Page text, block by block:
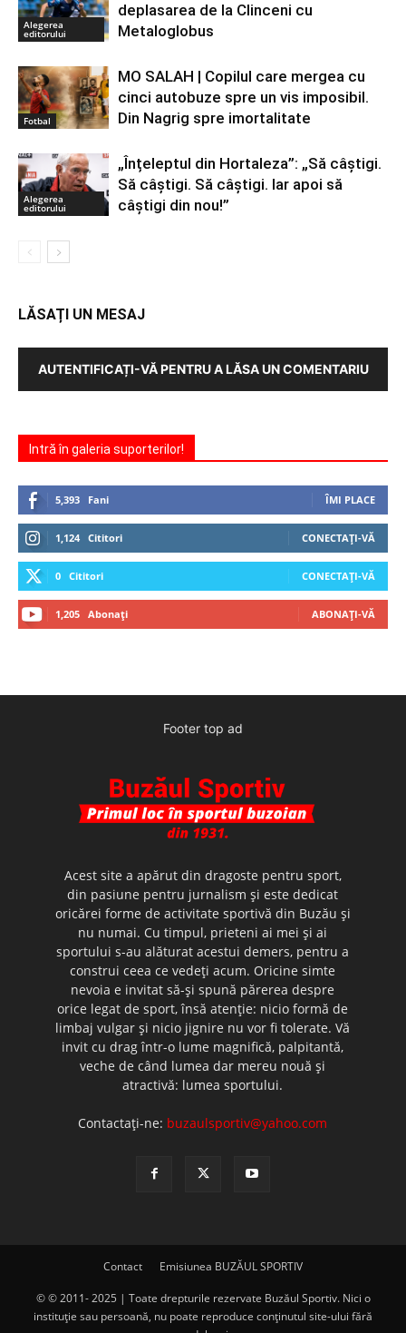
Alegerea
editorului
deplasarea de la Clinceni cu
Metaloglobus
Fotbal
MO SALAH | Copilul care mergea cu
cinci autobuze spre un vis imposibil.
Din Nagrig spre imortalitate
Alegerea
editorului
„Înțeleptul din Hortaleza”: „Să câștigi.
Să câștigi. Să câștigi. Iar apoi să
câștigi din nou!”
LĂSAȚI UN MESAJ
AUTENTIFICAȚI-VĂ PENTRU A LĂSA UN COMENTARIU
Intră în galeria suporterilor!
5,393 Fani ÎMI PLACE
1,124 Cititori CONECTAȚI-VĂ
0 Cititori CONECTAȚI-VĂ
1,205 Abonați ABONAȚI-VĂ
Footer top ad
Acest site a apărut din dragoste pentru sport,
din pasiune pentru jurnalism şi este dedicat
oricărei forme de activitate sportivă din Buzău şi
nu numai. Cu timpul, prieteni ai mei şi ai
sportului s-au alăturat acestui demers, pentru a
construi ceea ce vedeţi acum. Oricine simte
nevoia e invitat să-şi spună părerea despre
orice legat de sport, însă atenţie: nicio formă de
limbaj vulgar şi nicio jignire nu vor fi tolerate. Vă
invit cu drag într-o lume magnifică, palpitantă,
veche de când lumea dar mereu nouă şi
atractivă: lumea sportului.
Contactați-ne: buzaulsportiv@yahoo.com
Contact Emisiunea BUZĂUL SPORTIV
© © 2011- 2025 | Toate drepturile rezervate Buzăul Sportiv. Nici o
instituţie sau persoană, nu poate reproduce conţinutul site-ului fără